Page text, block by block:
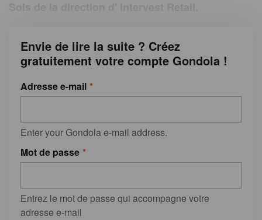
Envie de lire la suite ? Créez
gratuitement votre compte Gondola !
Adresse e-mail
Enter your Gondola e-mail address.
Mot de passe
Entrez le mot de passe qui accompagne votre
adresse e-mail